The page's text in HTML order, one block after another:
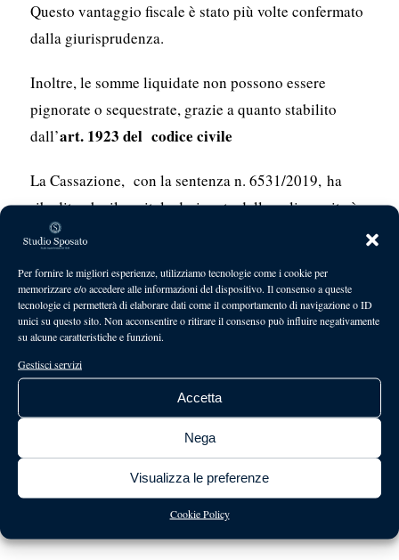
Per fornire le migliori esperienze, utilizziamo tecnologie come i cookie per
memorizzare e/o accedere alle informazioni del dispositivo. Il consenso a queste
tecnologie ci permetterà di elaborare dati come il comportamento di navigazione o ID
unici su questo sito. Non acconsentire o ritirare il consenso può influire negativamente
su alcune caratteristiche e funzioni.
Gestisci servizi
Accetta
Nega
Visualizza le preferenze
Cookie Policy
Questo vantaggio fiscale è stato più volte confermato
dalla giurisprudenza.
Inoltre, le somme liquidate non possono essere
pignorate o sequestrate, grazie a quanto stabilito
dall’art. 1923 del codice civile
La Cassazione, con la sentenza n. 6531/2019, ha
ribadito che il capitale derivante dalla polizza vita è
impignorabile, salvo casi particolari di
Cosa succede se il beneficiario
della polizza vita muore
prima dell’assicurato?
Nel caso in cui il beneficiario muore prima
dell’assicurato, in assenza di un
, la prestazione rientra nell’eredità e deve
essere suddivisa tra gli eredi legittimi secondo le
artt. 565 e seguenti del codice civile